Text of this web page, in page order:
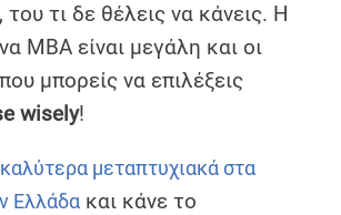
του τι δε θέλεις να κάνεις. Η
MBA είναι μεγάλη και οι
μπορείς να επιλέξεις
wisely!
μεταπτυχιακά στα
Ελλάδα και κάνε το